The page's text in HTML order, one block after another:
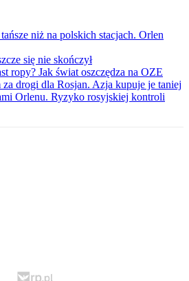
niż na polskich stacjach. Orlen
się nie skończył
ropy? Jak świat oszczędza na OZE
drogi dla Rosjan. Azja kupuje je taniej
Orlenu. Ryzyko rosyjskiej kontroli